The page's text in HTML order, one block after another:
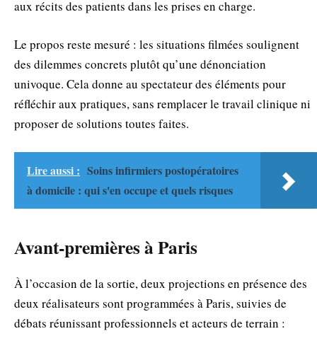
aux récits des patients dans les prises en charge.
Le propos reste mesuré : les situations filmées soulignent
des dilemmes concrets plutôt qu’une dénonciation
univoque. Cela donne au spectateur des éléments pour
réfléchir aux pratiques, sans remplacer le travail clinique ni
proposer de solutions toutes faites.
Lire aussi : Soins infirmiers postopératoires
à domicile : qui s'en occupe et quels risques
Avant‑premières à Paris
À l’occasion de la sortie, deux projections en présence des
deux réalisateurs sont programmées à Paris, suivies de
débats réunissant professionnels et acteurs de terrain :